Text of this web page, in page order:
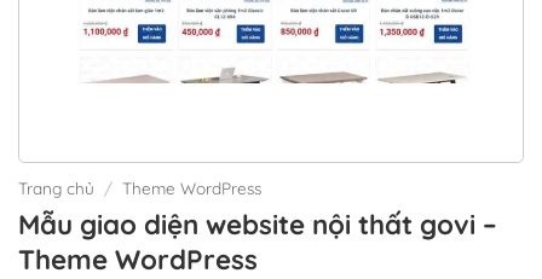
Trang chủ / Theme WordPress
Mẫu giao diện website nội thất govi –
Theme WordPress